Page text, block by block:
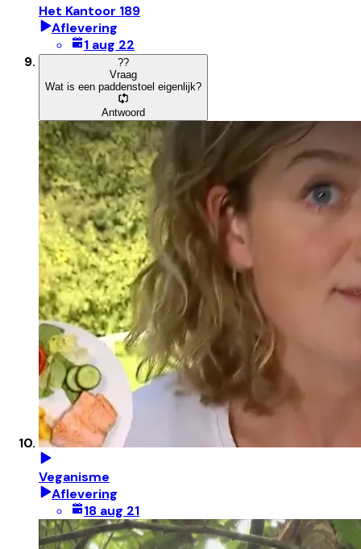
Het Kantoor 189
Aflevering
1 aug 22
??
Vraag
Wat is een paddenstoel eigenlijk?
Antwoord
Veganisme
Aflevering
18 aug 21